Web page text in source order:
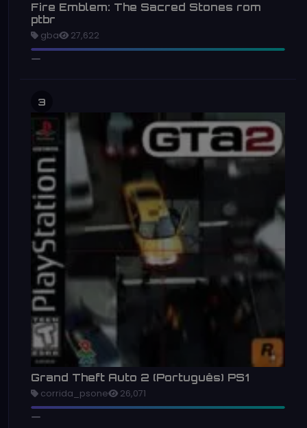
Fire Emblem: The Sacred Stones rom
ptbr
gba 27,622
3
Grand Theft Auto 2 (Português) PS1
corrida_psone 26,071